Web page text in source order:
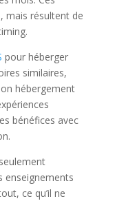
mais résultent de
pour héberger
similaires,
hébergement
bénéfices avec
enseignements
ce qu’il ne